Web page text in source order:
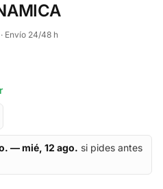
Envío 24/48 h
— mié, 12 ago. si pides antes